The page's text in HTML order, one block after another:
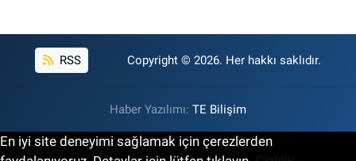
RSS Copyright © 2026. Her hakkı saklıdır.
Haber Yazılımı: TE Bilişim
En iyi site deneyimi sağlamak için çerezlerden